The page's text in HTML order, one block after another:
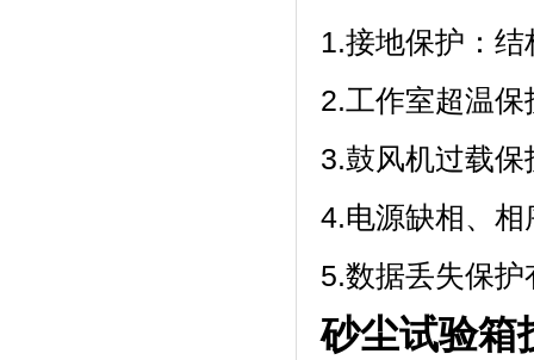
1.接地保护：
2.工作室超温
3.鼓风机过载保
4.电源缺相、
5.数据丢失保
砂尘试验箱